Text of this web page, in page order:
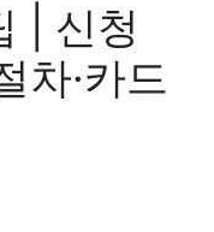
| 신청
차·카드